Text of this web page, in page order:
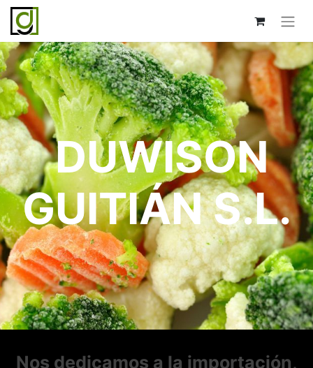
DUWISON
GUITIÁN S.L.
Nos dedicamos a la importación,